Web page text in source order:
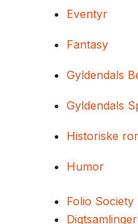
Eventyr
Fantasy
Gyldendals
Gyldendals
Historiske
Humor
Folio Society
Digtsamlinger